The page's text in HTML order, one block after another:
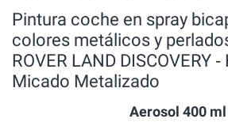
Pintura coche en spray
colores metálicos y
ROVER LAND DISCOVERY
Micado Metalizado
Aerosol 400 ml